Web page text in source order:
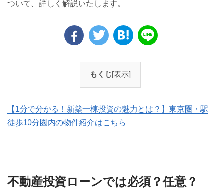
ついて、詳しく解説いたします。
もくじ[表示]
【1分で分かる！新築一棟投資の魅力とは？】東京圏・駅
徒歩10分圏内の物件紹介はこちら
不動産投資ローンでは必須？任意？